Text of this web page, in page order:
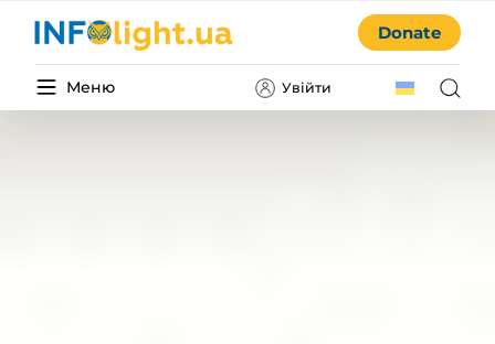
Меню Увійти
Donate